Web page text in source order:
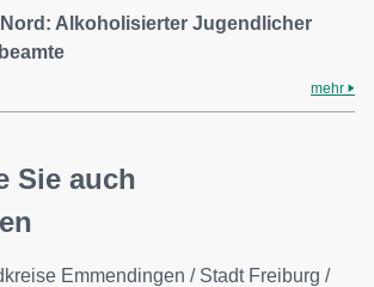
Nord: Alkoholisierter Jugendlicher
mehr
Sie auch
Emmendingen / Stadt Freiburg /